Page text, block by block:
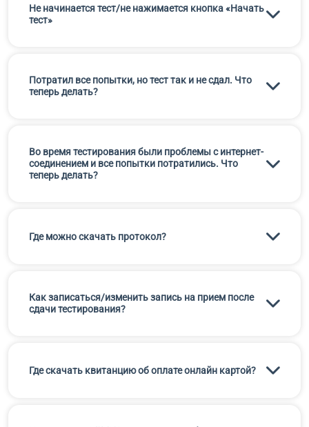
Не начинается тест/не нажимается кнопка «Начать
тест»
Потратил все попытки, но тест так и не сдал. Что
теперь делать?
Во время тестирования были проблемы с интернет-
соединением и все попытки потратились. Что
теперь делать?
Где можно скачать протокол?
Как записаться/изменить запись на прием после
сдачи тестирования?
Где скачать квитанцию об оплате онлайн картой?